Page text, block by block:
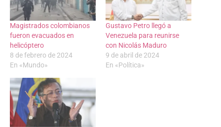
Magistrados colombianos
fueron evacuados en
helicóptero
8 de febrero de 2024
En «Mundo»
Gustavo Petro llegó a
Venezuela para reunirse
con Nicolás Maduro
9 de abril de 2024
En «Política»